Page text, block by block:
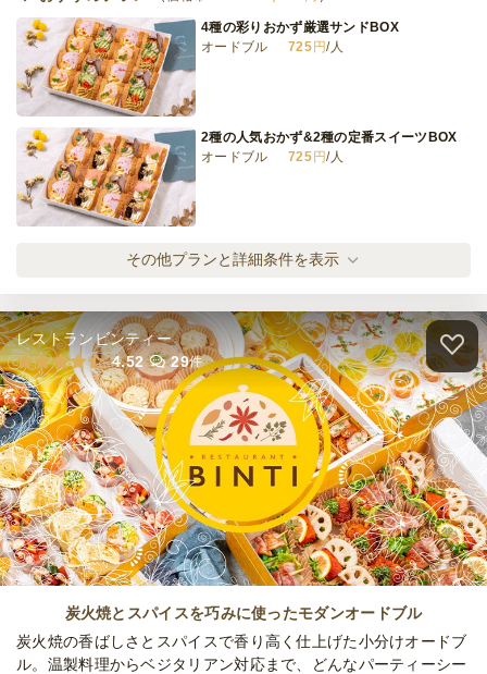
4種の彩りおかず厳選サンドBOX
オードブル
725円/人
2種の人気おかず&2種の定番スイーツBOX
オードブル
725 円/人
オードブル
930円/人
極上リコッタクリームのリッチデザート
BOX
オードブル
750円/人
大人の贅沢スイーツ4種BOX
オードブル
800円/人
ファーメント彩りバラエティサンドBOX
その他プランと詳細条件を表示
レストランビンティー
4.52
29件
炭火焼とスパイスを巧みに使ったモダンオードブル
炭火焼の香ばしさとスパイスで香り高く仕上げた小分けオードブ
ル。温製料理からベジタリアン対応まで、どんなパーティーシー